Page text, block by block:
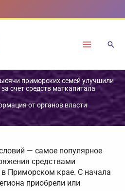
приморских семей улучшили
счет средств маткапитала
от органов власти
— самое популярное
средствами
в Приморском крае. С начала
приобрели или